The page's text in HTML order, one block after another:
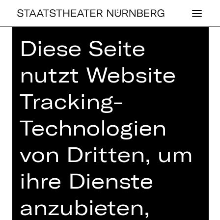
Home>Haus >Künstler*innen
Wachholtz
SCHAUSPIEL
FIETE WACH­
HOLTZ
Diese Seite
nutzt Website
Tracking-
Technologien
von Dritten, um
ihre Dienste
anzubieten,